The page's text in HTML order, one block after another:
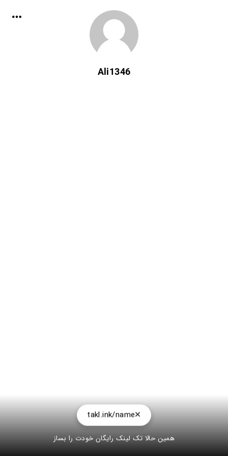
Ali1346
takl.ink/name
همین حالا تک لینک رایگان خودت را بساز